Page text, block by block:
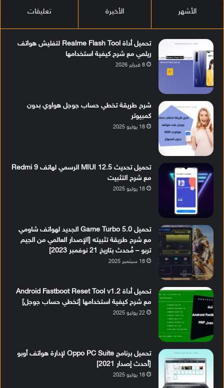
الأشهر الأخيرة تعليقات
تحميل أداة Realme Flash Tool لتفليش هواتف
ريلمي مع شرح كيفية استخدامها
8 فبراير 2026
شرح طريقة تخطي حساب جوجل هواوي بدون
كمبيوتر
18 يوليو 2025
تحميل تحديث MIUI 12.5 الرسمي لهاتف Redmi 9
مع شرح التثبيت
18 يوليو 2025
تحميل Game Turbo 5.0 الجديد لهواتف شاومي
مع شرح طريقة تثبيته [الإصدار العالمي من الجيم
تربو – مُحدث بتاريخ 21 نوفمبر 2023]
18 سبتمبر 2025
تحميل أداة Android Fastboot Reset Tool v1.2
مع شرح كيفية استخدامها [تخطي حساب جوجل]
22 يوليو 2025
تحميل برنامج Oppo PC Suite لإدارة هواتف أوبو
[أحدث إصدار 2021]
18 يوليو 2025